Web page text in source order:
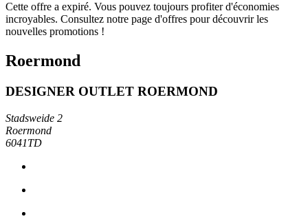
Cette offre a expiré. Vous pouvez toujours profiter d'économies
incroyables. Consultez notre page d'offres pour découvrir les
nouvelles promotions !
Roermond
DESIGNER OUTLET ROERMOND
Stadsweide 2
Roermond
6041TD